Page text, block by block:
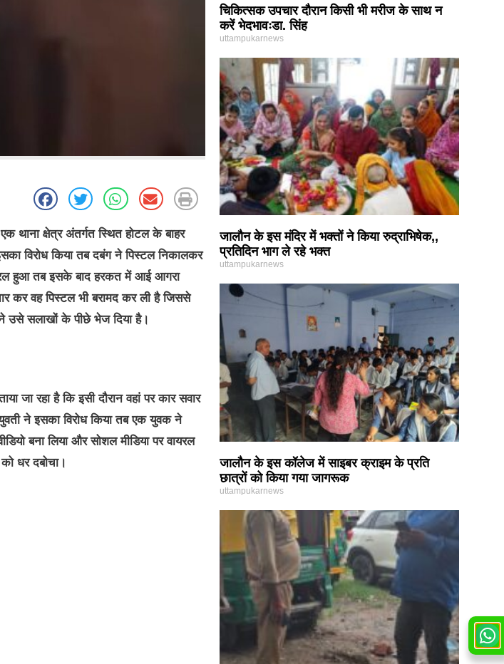
थाना क्षेत्र अंतर्गत स्थित होटल के बाहर
विरोध किया तब दबंग ने पिस्टल निकालकर
हुआ तब इसके बाद हरकत में आई आगरा
कर वह पिस्टल भी बरामद कर ली है जिससे
ने उसे सलाखों के पीछे भेज दिया है।
जा रहा है कि इसी दौरान वहां पर कार सवार
ने इसका विरोध किया तब एक युवक ने
बना लिया और सोशल मीडिया पर वायरल
धर दबोचा।
चिकित्सक उपचार दौरान किसी भी मरीज के साथ न
करें भेदभावःडा. सिंह
uttampukarnews
जालौन के इस मंदिर में भक्तों ने किया रुद्राभिषेक,,
प्रतिदिन भाग ले रहे भक्त
uttampukarnews
जालौन के इस कॉलेज में साइबर क्राइम के प्रति
छात्रों को किया गया जागरूक
uttampukarnews